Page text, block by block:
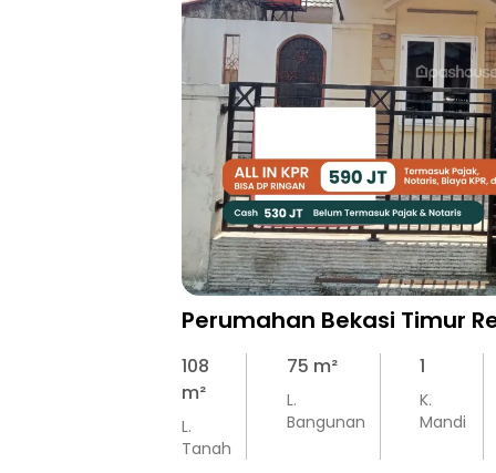
Perumahan Bekasi Timur
108
m²
L.
Tanah
75 m²
L.
Bangunan
1
K.
Mandi